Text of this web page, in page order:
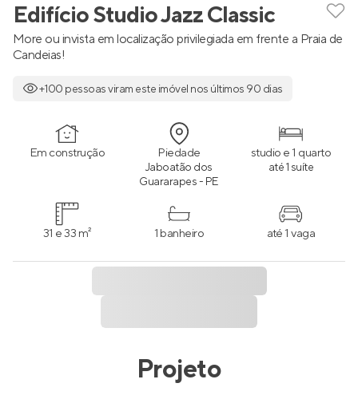
Edifício Studio Jazz Classic
More ou invista em localização privilegiada em frente a Praia de
Candeias!
+100 pessoas viram este imóvel nos últimos 90 dias
Em construção Piedade
Jaboatão dos
Guararapes - PE
studio e 1 quarto
até 1 suíte
31 e 33 m² 1 banheiro até 1 vaga
Projeto